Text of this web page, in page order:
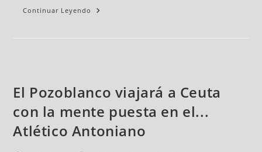
Continuar Leyendo
El Pozoblanco viajará a Ceuta
con la mente puesta en el...
Atlético Antoniano